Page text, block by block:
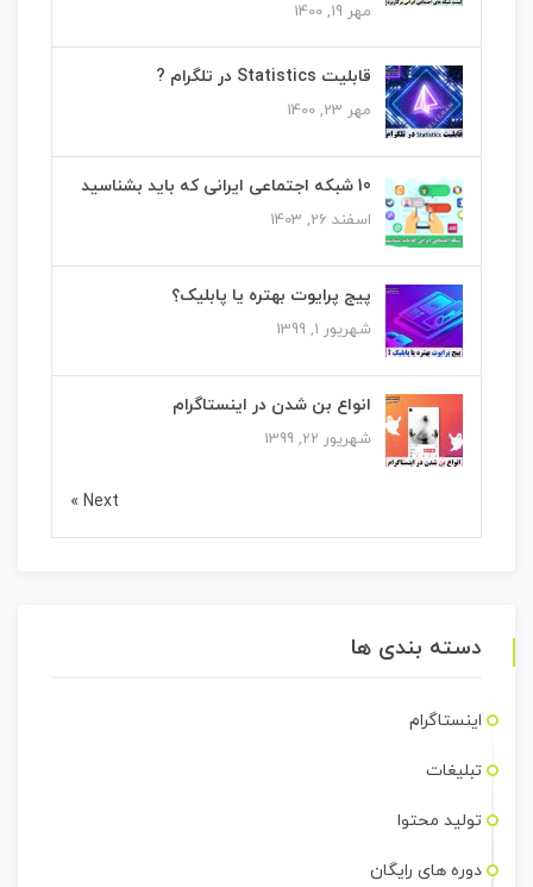
مهر 19, 1400
قابلیت Statistics در تلگرام ?
مهر 23, 1400
10 شبکه اجتماعی ایرانی که باید بشناسید
اسفند 26, 1403
پیج پرایوت بهتره یا پابلیک؟
شهریور 1, 1399
انواع بن شدن در اینستاگرام
شهریور 22, 1399
Next »
دسته بندی ها
اینستاگرام
تبلیغات
تولید محتوا
دوره های رایگان